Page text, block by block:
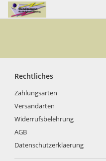
Rechtliches
Zahlungsarten
Versandarten
Widerrufsbelehrung
AGB
Datenschutzerklaerung